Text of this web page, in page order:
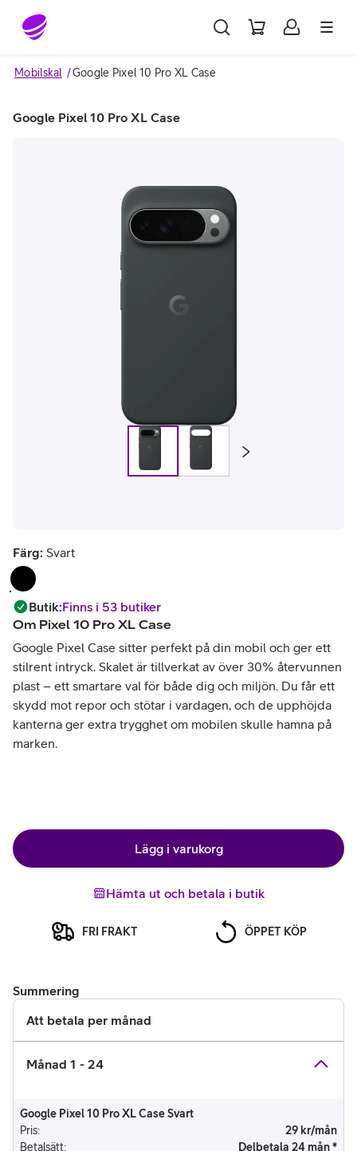
Gå till sidans innehåll
Mobilskal Google Pixel 10 Pro XL Case
Google Pixel 10 Pro XL Case
Färg: Svart
Butik:Finns i 53 butiker
Om Pixel 10 Pro XL Case
Google Pixel Case sitter perfekt på din mobil och ger ett
stilrent intryck. Skalet är tillverkat av över 30% återvunnen
plast – ett smartare val för både dig och miljön. Du får ett
skydd mot repor och stötar i vardagen, och de upphöjda
kanterna ger extra trygghet om mobilen skulle hamna på
marken.
Lägg i varukorg
Hämta ut och betala i butik
FRI FRAKT ÖPPET KÖP
Summering
Att betala per månad
Månad 1 - 24
Google Pixel 10 Pro XL Case Svart
Pris:
29 kr/mån
Betalsätt:
Delbetala 24 mån *